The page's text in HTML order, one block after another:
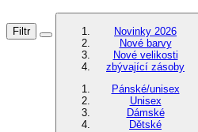
Filtr
Novinky 2026
Nové barvy
Nové velikosti
zbývající zásoby
Pánské/unisex
Unisex
Dámské
Dětské